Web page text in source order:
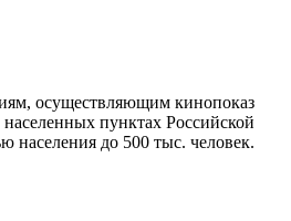
осуществляющим кинопоказ
пунктах Российской
населения до 500 тыс. человек.